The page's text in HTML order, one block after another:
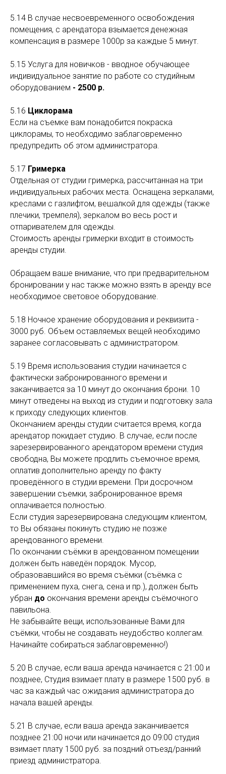
5.14 В случае несвоевременного освобождения
помещения, с арендатора взымается денежная
компенсация в размере 1000р за каждые 5 минут.
5.15 Услуга для новичков - вводное обучающее
индивидуальное занятие по работе со студийным
оборудованием - 2500 р.
5.16 Циклорама
Если на съемке вам понадобится покраска
циклорамы, то необходимо заблаговременно
предупредить об этом администратора.
5.17 Гримерка
Отдельная от студии гримерка, рассчитанная на три
индивидуальных рабочих места. Оснащена зеркалами,
креслами с газлифтом, вешалкой для одежды (также
плечики, тремпеля), зеркалом во весь рост и
отпаривателем для одежды.
Стоимость аренды гримерки входит в стоимость
аренды студии.
Обращаем ваше внимание, что при предварительном
бронировании у нас также можно взять в аренду все
необходимое световое оборудование.
5.18 Ночное хранение оборудования и реквизита -
3000 руб. Объем оставляемых вещей необходимо
заранее согласовывать с администратором.
5.19 Время использования студии начинается с
фактически забронированного времени и
заканчивается за 10 минут до окончания брони. 10
минут отведены на выход из студии и подготовку зала
к приходу следующих клиентов.
Окончанием аренды студии считается время, когда
арендатор покидает студию. В случае, если после
зарезервированного арендатором времени студия
свободна, Вы можете продлить съемочное время,
оплатив дополнительно аренду по факту
проведённого в студии времени. При досрочном
завершении съемки, забронированное время
оплачивается полностью.
Если студия зарезервирована следующим клиентом,
то Вы обязаны покинуть студию не позже
арендованного времени.
По окончании съёмки в арендованном помещении
должен быть наведён порядок. Мусор,
образовавшийся во время съёмки (съёмка с
применением пуха, снега, сена и пр.), должен быть
убран до окончания времени аренды съёмочного
павильона.
Не забывайте вещи, использованные Вами для
съёмки, чтобы не создавать неудобство коллегам.
Начинайте собираться заблаговременно!)
5.20 В случае, если ваша аренда начинается с 21:00 и
позднее, Студия взимает плату в размере 1500 руб. в
час за каждый час ожидания администратора до
начала вашей аренды.
5.21 В случае, если ваша аренда заканчивается
позднее 21:00 ночи или начинается до 09:00 студия
взимает плату 1500 руб. за поздний отъезд/ранний
приезд администратора.